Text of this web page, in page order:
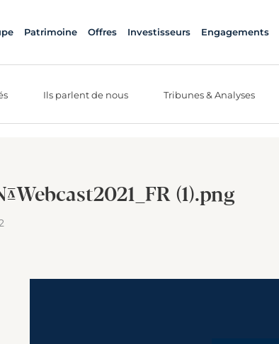
Patrimoine Offres Investisseurs Engagements
Ils parlent de nous Tribunes & Analyses
(1).png